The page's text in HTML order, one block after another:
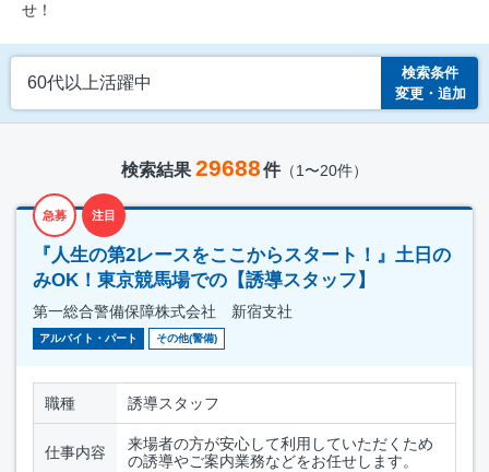
せ！
60代以上活躍中
検索条件
変更・追加
検索結果 29688件（1〜20件）
急募 注目
『人生の第2レースをここからスタート！』土日の
みOK！東京競馬場での【誘導スタッフ】
第一総合警備保障株式会社 新宿支社
アルバイト・パート その他(警備)
職種 誘導スタッフ
仕事内容
来場者の方が安心して利用していただくため
の誘導やご案内業務などをお任せします。